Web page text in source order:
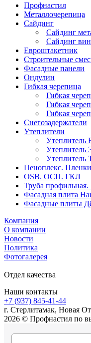
Профнастил
Металлочерепица
Сайдинг
Сайдинг
Сайдинг
Евроштакетник
Строительные
Фасадные панели
Ондулин
Гибкая черепица
Гибкая
Гибкая
Гибкая
Снегозадержатели
Утеплители
Утеплитель
Утеплитель
Утеплитель
Пеноплекс. Пленки
OSB. ОСП. ГКЛ
Труба
Фасадная плита
Фасадные плиты
Компания
О компании
Новости
Политика
Фотогалерея
Отдел качества
Наши контакты
+7 (937) 845-41-44
г. Стерлитамак, Новая
2026 © Профнастил по